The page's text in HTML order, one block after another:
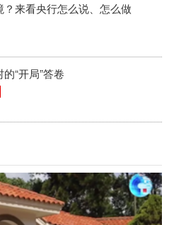
来看央行怎么说、怎么做
“开局”答卷